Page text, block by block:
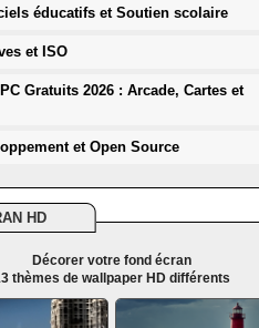
éducatifs et Soutien scolaire
et ISO
Gratuits 2026 : Arcade, Cartes et
et Open Source
HD
Décorer votre fond écran
thèmes de wallpaper HD différents